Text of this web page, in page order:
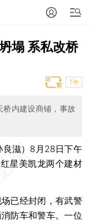
塌 系私改桥
T中
内建设商铺，事故
滋） 8月28日下午
星美凯龙两个建材
已经封闭，有武警
防车和警车。一位